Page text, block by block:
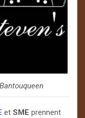
et SME prennent